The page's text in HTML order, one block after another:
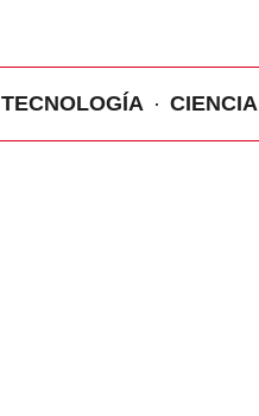
TECNOLOGÍA CIENCIA